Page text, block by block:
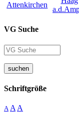
VG Suche
suchen
Schriftgröße
A A A